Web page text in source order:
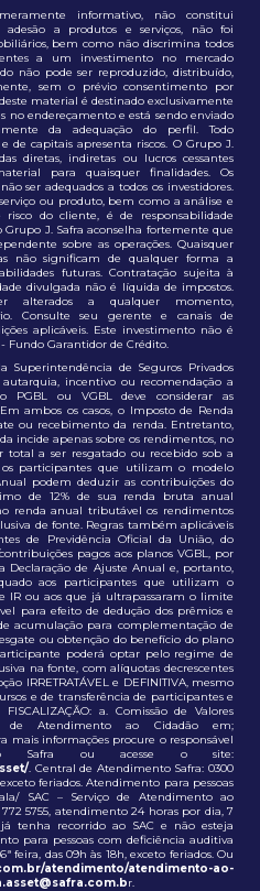
informativo, não constitui
a produtos e serviços, não foi
bem como não discrimina todos
a um investimento no mercado
não pode ser reproduzido, distribuído,
sem o prévio consentimento por
material é destinado exclusivamente
no endereçamento e está sendo enviado
da adequação do perfil. Todo
de capitais apresenta riscos. O Grupo J.
diretas, indiretas ou lucros cessantes
para quaisquer finalidades. Os
ser adequados a todos os investidores.
ou produto, bem como a análise e
do cliente, é de responsabilidade
J. Safra aconselha fortemente que
sobre as operações. Quaisquer
não significam de qualquer forma a
futuras. Contratação sujeita à
divulgada não é líquida de impostos.
alterados a qualquer momento,
Consulte seu gerente e canais de
aplicáveis. Este investimento não é
Fundo Garantidor de Crédito.
Superintendência de Seguros Privados
incentivo ou recomendação a
PGBL ou VGBL deve considerar as
ambos os casos, o Imposto de Renda
ou recebimento da renda. Entretanto,
incide apenas sobre os rendimentos, no
total a ser resgatado ou recebido sob a
participantes que utilizam o modelo
podem deduzir as contribuições do
de 12% de sua renda bruta anual
renda anual tributável os rendimentos
de fonte. Regras também aplicáveis
de Previdência Oficial da União, do
pagos aos planos VGBL, por
Declaração de Ajuste Anual e, portanto,
aos participantes que utilizam o
IR ou aos que já ultrapassaram o limite
para efeito de dedução dos prêmios e
acumulação para complementação de
ou obtenção do benefício do plano
poderá optar pelo regime de
na fonte, com alíquotas decrescentes
IRRETRATÁVEL e DEFINITIVA, mesmo
e de transferência de participantes e
FISCALIZAÇÃO: a. Comissão de Valores
Atendimento ao Cidadão em;
mais informações procure o responsável
Safra ou acesse o site:
. Central de Atendimento Safra: 0300
exceto feriados. Atendimento para pessoas
SAC – Serviço de Atendimento ao
5755, atendimento 24 horas por dia, 7
tenha recorrido ao SAC e não esteja
para pessoas com deficiência auditiva
feira, das 09h às 18h, exceto feriados. Ou
atendimento/atendimento-ao-
r.